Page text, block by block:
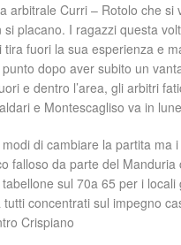
arbitrale Curri – Rotolo che
placano. I ragazzi questa
fuori la sua esperienza e
dopo aver subito un
e dentro l’area, gli arbitri
e Montescagliso va in
di cambiare la partita ma
falloso da parte del
sul 70a 65 per i
concentrati sul impegno
Crispiano